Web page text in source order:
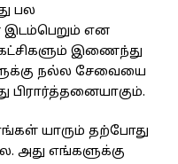
பல
என
இணைந்து
நல்ல சேவையை
யாரும் தற்போது
அது எங்களுக்கு